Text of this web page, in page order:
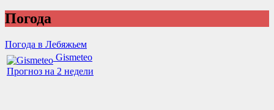
Погода
Погода в Лебяжьем
Gismeteo
Прогноз на 2 недели